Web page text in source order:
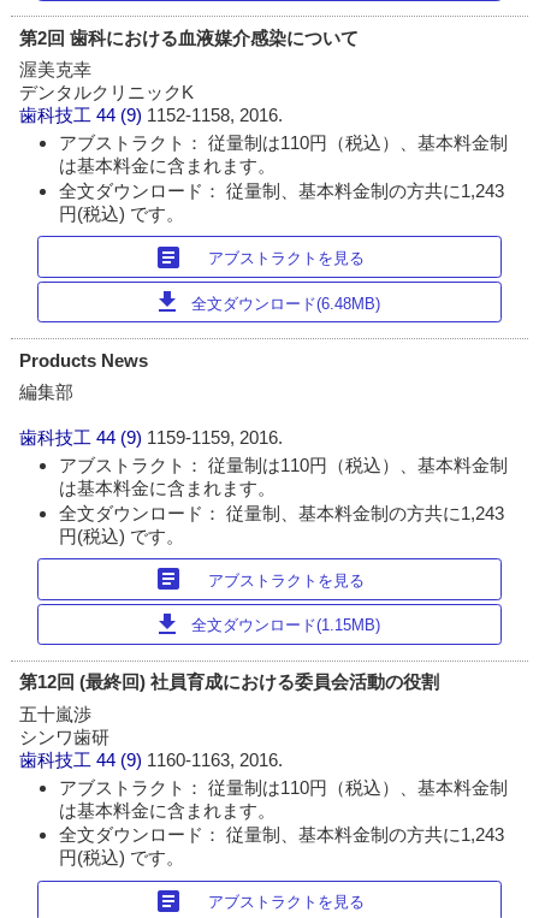
第2回 歯科における血液媒介感染について
渥美克幸
デンタルクリニックK
歯科技工 44 (9) 1152-1158, 2016.
アブストラクト： 従量制は110円（税込）、基本料金制
は基本料金に含まれます。
全文ダウンロード： 従量制、基本料金制の方共に1,243
円(税込) です。
article アブストラクトを見る
download 全文ダウンロード(6.48MB)
Products News
編集部
歯科技工 44 (9) 1159-1159, 2016.
アブストラクト： 従量制は110円（税込）、基本料金制
は基本料金に含まれます。
全文ダウンロード： 従量制、基本料金制の方共に1,243
円(税込) です。
article アブストラクトを見る
download 全文ダウンロード(1.15MB)
第12回 (最終回) 社員育成における委員会活動の役割
五十嵐渉
シンワ歯研
歯科技工 44 (9) 1160-1163, 2016.
アブストラクト： 従量制は110円（税込）、基本料金制
は基本料金に含まれます。
全文ダウンロード： 従量制、基本料金制の方共に1,243
円(税込) です。
article アブストラクトを見る